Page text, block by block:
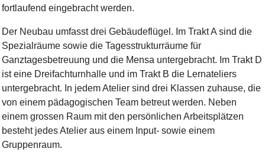
fortlaufend eingebracht werden.
Der Neubau umfasst drei Gebäudeflügel. Im Trakt A sind die
Spezialräume sowie die Tagesstrukturräume für
Ganztagesbetreuung und die Mensa untergebracht. Im Trakt D
ist eine Dreifachturnhalle und im Trakt B die Lernateliers
untergebracht. In jedem Atelier sind drei Klassen zuhause, die
von einem pädagogischen Team betreut werden. Neben
einem grossen Raum mit den persönlichen Arbeitsplätzen
besteht jedes Atelier aus einem Input- sowie einem
Gruppenraum.